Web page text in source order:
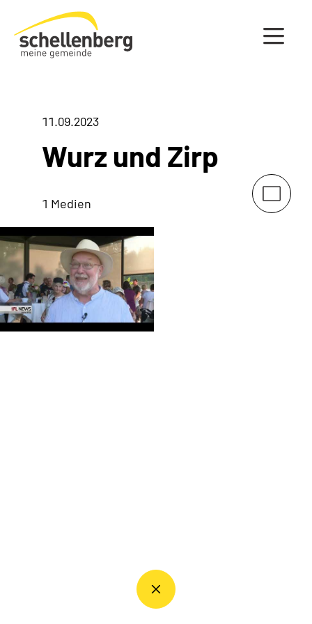
Gemeinde Schellenberg Startseite
11.09.2023
Wurz und Zirp
1 Medien